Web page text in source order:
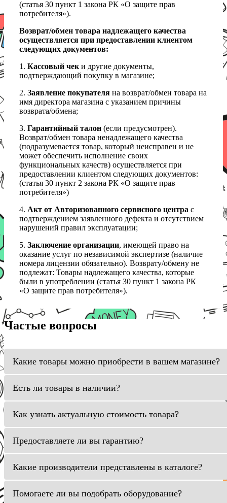
(статья 30 пункт 1 закона РК «О защите прав
потребителя»).
Возврат/обмен товара надлежащего качества
осуществляется при предоставлении клиентом
следующих документов:
1. Кассовый чек и другие документы,
подтверждающий покупку в магазине;
2. Заявление покупателя на возврат/обмен товара на
имя директора магазина с указанием причины
возврата/обмена;
3. Гарантийный талон (если предусмотрен).
Возврат/обмен товара ненадлежащего качества
(подразумевается товар, который неисправен и не
может обеспечить исполнение своих
функциональных качеств) осуществляется при
предоставлении клиентом следующих документов:
(статья 30 пункт 2 закона РК «О защите прав
потребителя»)
4. Акт от Авторизованного сервисного центра с
подтверждением заявленного дефекта и отсутствием
нарушений правил эксплуатации;
5. Заключение организации, имеющей право на
оказание услуг по независимой экспертизе (наличие
номера лицензии обязательно). Возврату/обмену не
подлежат: Товары надлежащего качества, которые
были в употреблении (статья 30 пункт 1 закона РК
«О защите прав потребителя»).
Частые вопросы
Какие товары можно приобрести в вашем магазине?
Есть ли товары в наличии?
Как узнать актуальную стоимость товара?
Предоставляете ли вы гарантию?
Какие производители представлены в каталоге?
Помогаете ли вы подобрать оборудование?